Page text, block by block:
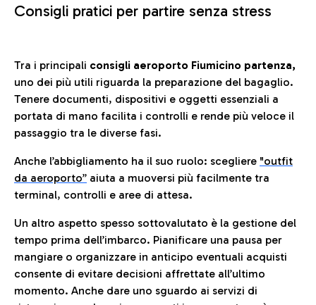
Consigli pratici per partire senza stress
Tra i principali consigli aeroporto Fiumicino partenza,
uno dei più utili riguarda la preparazione del bagaglio.
Tenere documenti, dispositivi e oggetti essenziali a
portata di mano facilita i controlli e rende più veloce il
passaggio tra le diverse fasi.
Anche l’abbigliamento ha il suo ruolo: scegliere "outfit
da aeroporto” aiuta a muoversi più facilmente tra
terminal, controlli e aree di attesa.
Un altro aspetto spesso sottovalutato è la gestione del
tempo prima dell’imbarco. Pianificare una pausa per
mangiare o organizzare in anticipo eventuali acquisti
consente di evitare decisioni affrettate all’ultimo
momento. Anche dare uno sguardo ai servizi di